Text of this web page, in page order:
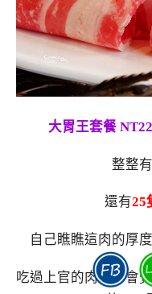
大胃王套餐
整整有
還有25
自己瞧瞧這肉的厚
吃過上官的肉片，會